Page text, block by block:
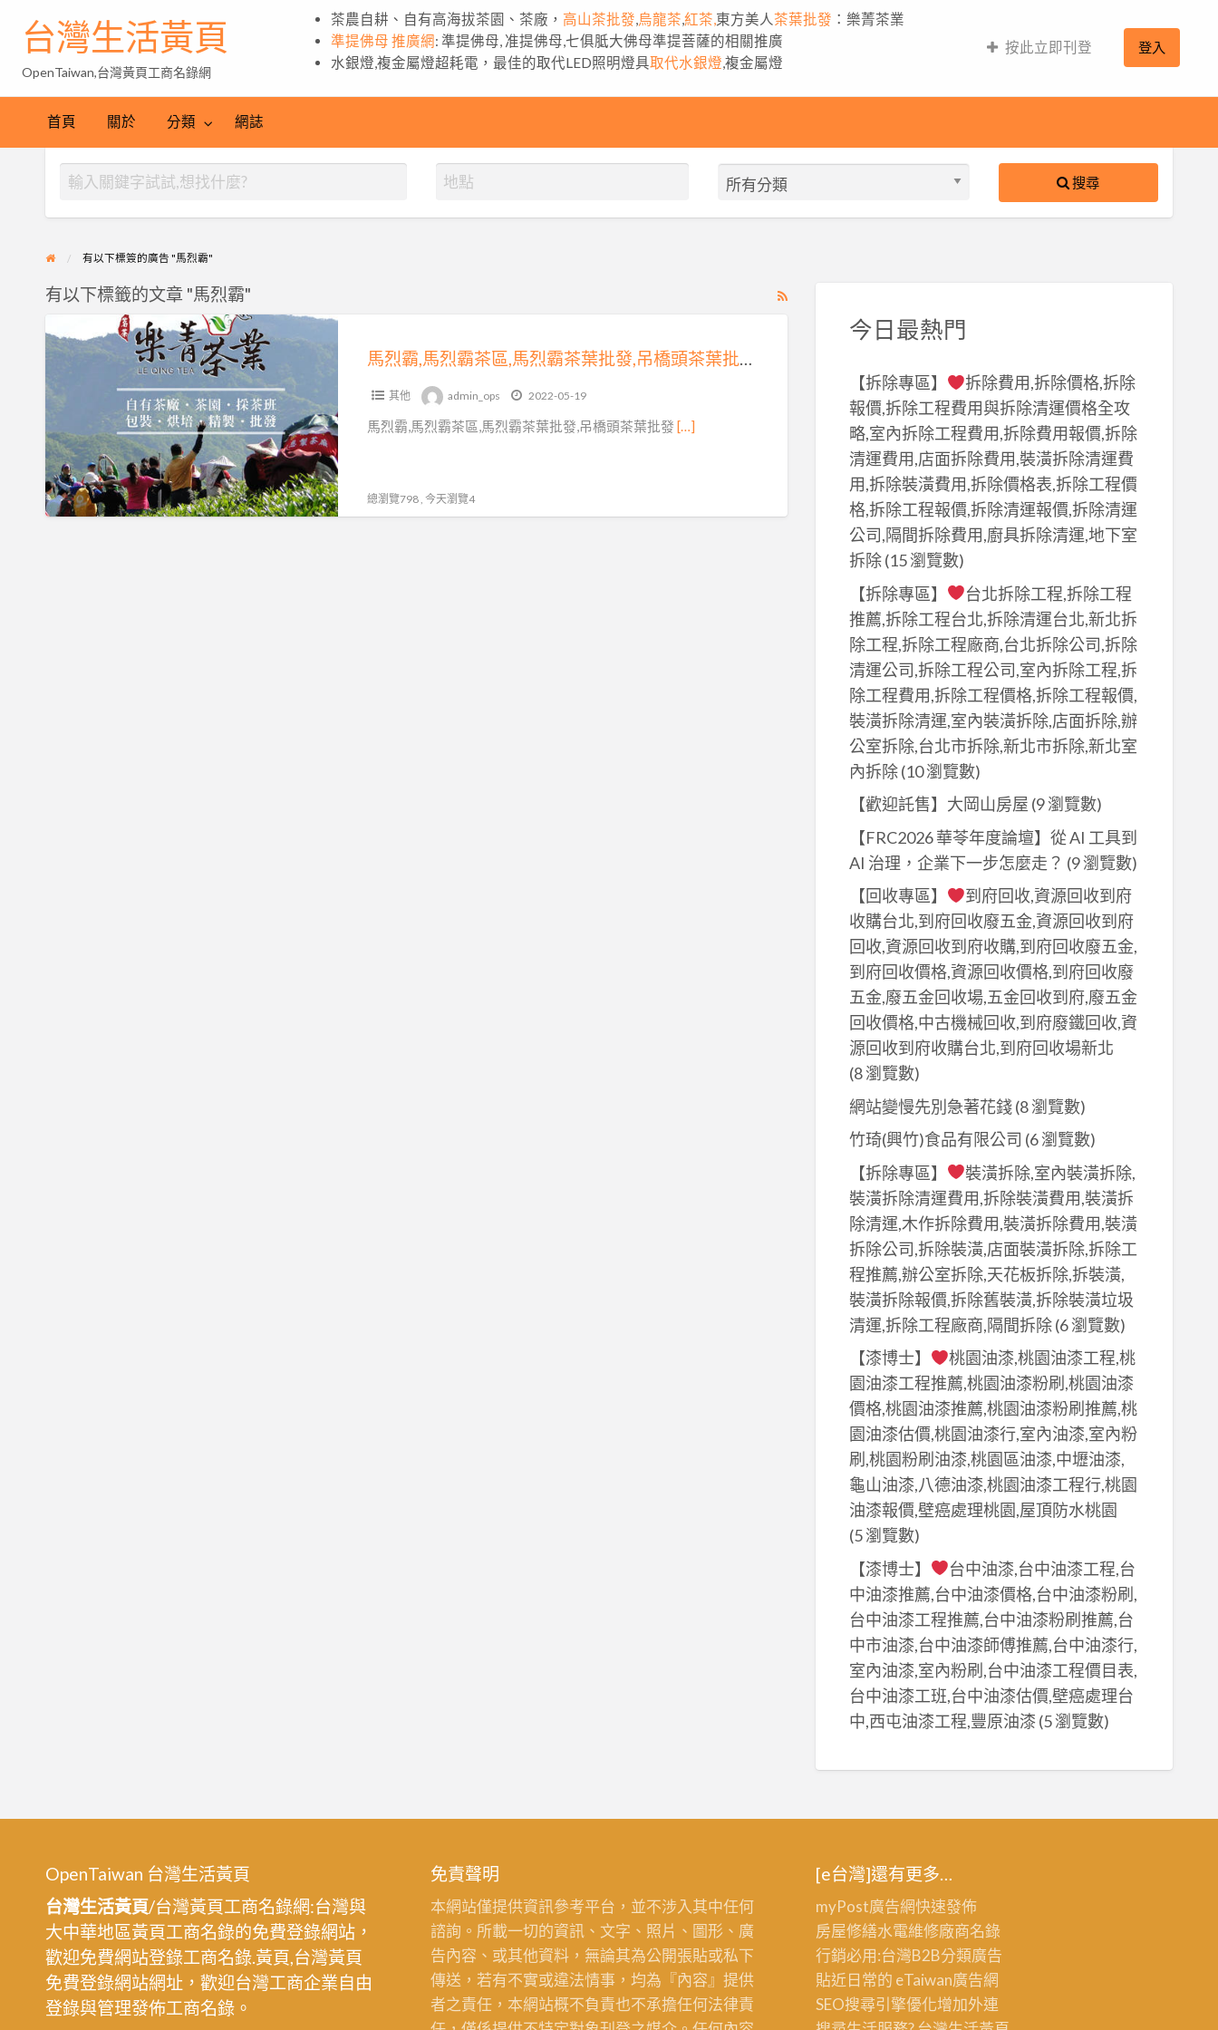
台灣生活黃頁
OpenTaiwan,台灣黃頁工商名錄網
茶農自耕、自有高海拔茶園、茶廠， 高山茶批發 烏龍茶 紅茶, 東方美人 茶葉批發 ：樂菁茶業
準提佛母 推廣網: 準提佛母, 准提佛母,七俱胝大佛母準提菩薩的相關推廣
水銀燈,複金屬燈超耗電，最佳的取代LED照明燈具取代水銀燈 ,複金屬燈
按此立即刊登 登入
首頁 關於 分類 網誌
搜尋
有以下標簽的廣告 "馬烈霸"
RSS
有以下標籤的文章 "馬烈霸"
烈
馬
霸
茶
區,
馬
馬烈霸,馬烈霸茶區,馬烈霸茶葉批發,吊橋頭茶葉批發
其他 admin_ops 2022-05-19
馬烈霸,馬烈霸茶區,馬烈霸茶葉批發,吊橋頭茶葉批發 […]
總瀏覽798 , 今天瀏覽4
今日最熱門
【拆除專區】
拆除費用,拆除價格,拆除
報價,拆除工程費用與拆除清運價格全攻
略,室內拆除工程費用,拆除費用報價,拆除
清運費用,店面拆除費用,裝潢拆除清運費
用,拆除裝潢費用,拆除價格表,拆除工程價
格,拆除工程報價,拆除清運報價,拆除清運
公司,隔間拆除費用,廚具拆除清運,地下室
拆除(15 瀏覽數)
【拆除專區】
台北拆除工程,拆除工程
推薦,拆除工程台北,拆除清運台北,新北拆
除工程,拆除工程廠商,台北拆除公司,拆除
清運公司,拆除工程公司,室內拆除工程,拆
除工程費用,拆除工程價格,拆除工程報價,
裝潢拆除清運,室內裝潢拆除,店面拆除,辦
公室拆除,台北市拆除,新北市拆除,新北室
內拆除(10 瀏覽數)
【歡迎託售】大岡山房屋 (9 瀏覽數)
【FRC2026 華苓年度論壇】從 AI 工具到
AI 治理，企業下一步怎麼走？ (9 瀏覽數)
【回收專區】
到府回收,資源回收到府
收購台北,到府回收廢五金,資源回收到府
回收,資源回收到府收購,到府回收廢五金,
到府回收價格,資源回收價格,到府回收廢
五金,廢五金回收場,五金回收到府,廢五金
回收價格,中古機械回收,到府廢鐵回收,資
源回收到府收購台北,到府回收場新北
(8 瀏覽數)
網站變慢先別急著花錢(8 瀏覽數)
竹琦(興竹)食品有限公司 (6 瀏覽數)
【拆除專區】
裝潢拆除,室內裝潢拆除,
裝潢拆除清運費用,拆除裝潢費用,裝潢拆
除清運,木作拆除費用,裝潢拆除費用,裝潢
拆除公司,拆除裝潢,店面裝潢拆除,拆除工
程推薦,辦公室拆除,天花板拆除,拆裝潢,
裝潢拆除報價,拆除舊裝潢,拆除裝潢垃圾
清運,拆除工程廠商,隔間拆除(6 瀏覽數)
【漆博士】
桃園油漆,桃園油漆工程,桃
園油漆工程推薦,桃園油漆粉刷,桃園油漆
價格,桃園油漆推薦,桃園油漆粉刷推薦,桃
園油漆估價,桃園油漆行,室內油漆,室內粉
刷,桃園粉刷油漆,桃園區油漆,中壢油漆,
龜山油漆,八德油漆,桃園油漆工程行,桃園
油漆報價,壁癌處理桃園,屋頂防水桃園
(5 瀏覽數)
【漆博士】
台中油漆,台中油漆工程,台
中油漆推薦,台中油漆價格,台中油漆粉刷,
台中油漆工程推薦,台中油漆粉刷推薦,台
中市油漆,台中油漆師傅推薦,台中油漆行,
室內油漆,室內粉刷,台中油漆工程價目表,
台中油漆工班,台中油漆估價,壁癌處理台
中,西屯油漆工程,豐原油漆(5 瀏覽數)
OpenTaiwan 台灣生活黃頁
台灣生活黃頁/台灣黃頁工商名錄網:台灣與
大中華地區黃頁工商名錄的免費登錄網站，
歡迎免費網站登錄工商名錄.黃頁,台灣黃頁
免費登錄網站網址，歡迎台灣工商企業自由
登錄與管理發佈工商名錄。
免責聲明
本網站僅提供資訊參考平台，並不涉入其中任何
諮詢。所載一切的資訊、文字、照片、圖形、廣
告內容、或其他資料，無論其為公開張貼或私下
傳送，若有不實或違法情事，均為『內容』提供
者之責任，本網站概不負責也不承擔任何法律責
[e台灣]還有更多…
myPost廣告網快速發佈
房屋修繕水電維修廠商名錄
行銷必用:台灣B2B分類廣告
貼近日常的 eTaiwan廣告網
SEO搜尋引擎優化增加外連